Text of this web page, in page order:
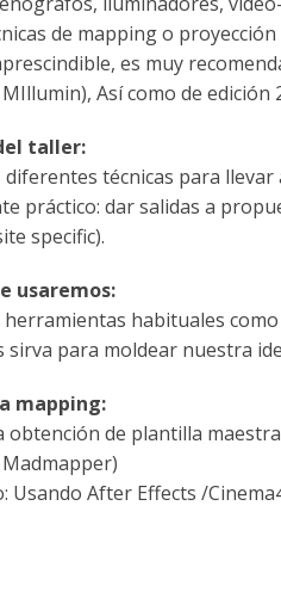
de mapping o
es muy
Así como de edición
taller:
técnicas para
práctico: dar salidas a
specific).
usaremos:
herramientas habituales
sirva para moldear nuestra
mapping:
obtención de plantilla
Usando After Effects /